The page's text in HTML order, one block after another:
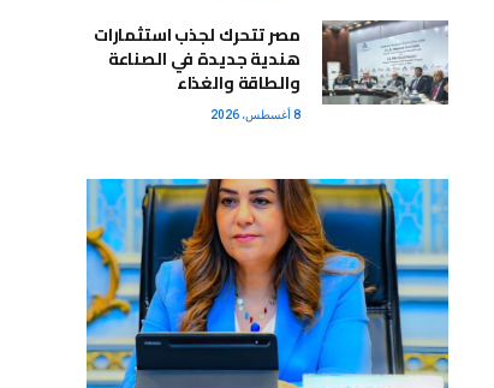
مصر تتحرك لجذب استثمارات
هندية جديدة في الصناعة
والطاقة والغذاء
8 أغسطس، 2026